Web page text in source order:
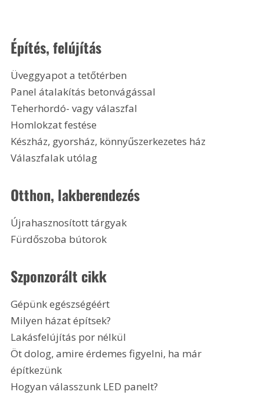
Építés, felújítás
Üveggyapot a tetőtérben
Panel átalakítás betonvágással
Teherhordó- vagy válaszfal
Homlokzat festése
Készház, gyorsház, könnyűszerkezetes ház
Válaszfalak utólag
Otthon, lakberendezés
Újrahasznosított tárgyak
Fürdőszoba bútorok
Szponzorált cikk
Gépünk egészségéért
Milyen házat építsek?
Lakásfelújítás por nélkül
Öt dolog, amire érdemes figyelni, ha már
építkezünk
Hogyan válasszunk LED panelt?